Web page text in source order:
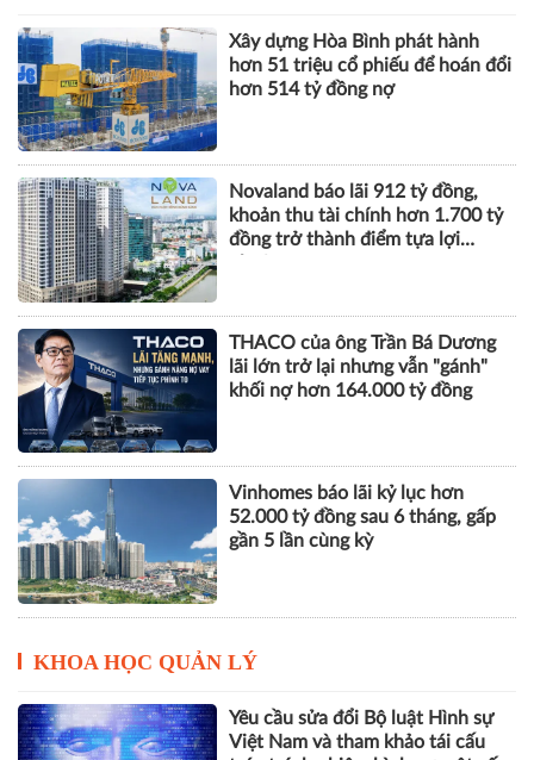
Xây dựng Hòa Bình phát hành
hơn 51 triệu cổ phiếu để hoán đổi
hơn 514 tỷ đồng nợ
Novaland báo lãi 912 tỷ đồng,
khoản thu tài chính hơn 1.700 tỷ
đồng trở thành điểm tựa lợi
THACO của ông Trần Bá Dương
lãi lớn trở lại nhưng vẫn "gánh"
khối nợ hơn 164.000 tỷ đồng
Vinhomes báo lãi kỷ lục hơn
52.000 tỷ đồng sau 6 tháng, gấp
gần 5 lần cùng kỳ
KHOA HỌC QUẢN LÝ
Yêu cầu sửa đổi Bộ luật Hình sự
Việt Nam và tham khảo tái cấu